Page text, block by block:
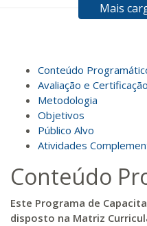
dias 60
140 H 18dias 60
160 H 20dias
180 H 23dias 90
Mais
Conteúdo
Avaliação e Certificação
Metodologia
Objetivos
Público Alvo
Atividades
Conteúdo
Este Programa de
disposto na Matriz